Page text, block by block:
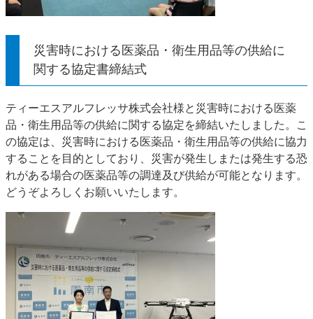
災害時における医薬品・衛生用品等の供給に
関する協定書締結式
ティーエスアルフレッサ株式会社様と災害時における医薬
品・衛生用品等の供給に関する協定を締結いたしました。こ
の協定は、災害時における医薬品・衛生用品等の供給に協力
することを目的としており、災害が発生しまたは発生する恐
れがある場合の医薬品等の調達及び供給が可能となります。
どうぞよろしくお願いいたします。